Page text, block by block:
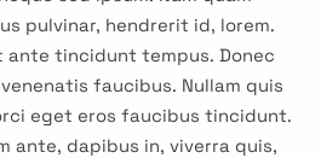
pulvinar, hendrerit id, lorem.
ante tincidunt tempus. Donec
faucibus. Nullam quis
eget eros faucibus tincidunt.
ante, dapibus in, viverra quis,